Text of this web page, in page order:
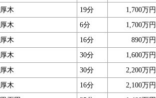
木 19分 1,700万円
木 6分 1,700万円
木 16分 890万円
木 30分 1,600万円
木 30分 2,200万円
木 16分 2,100万円